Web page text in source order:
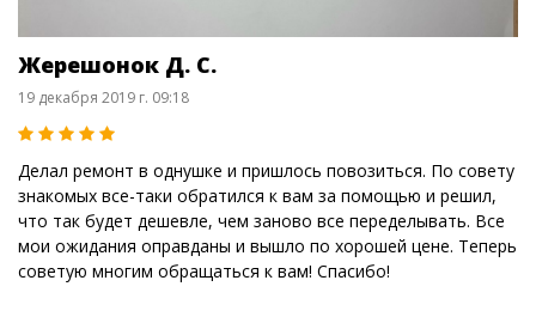
Жерешонок Д. С.
19 декабря 2019 г. 09:18
Делал ремонт в однушке и пришлось повозиться. По совету
знакомых все-таки обратился к вам за помощью и решил,
что так будет дешевле, чем заново все переделывать. Все
мои ожидания оправданы и вышло по хорошей цене. Теперь
советую многим обращаться к вам! Спасибо!